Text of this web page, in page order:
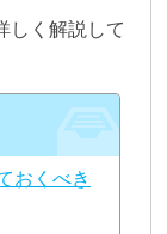
しく解説して
おくべき